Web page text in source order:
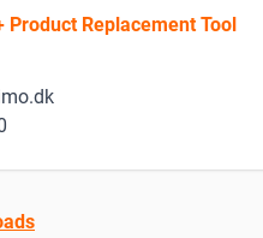
Product Replacement Tool